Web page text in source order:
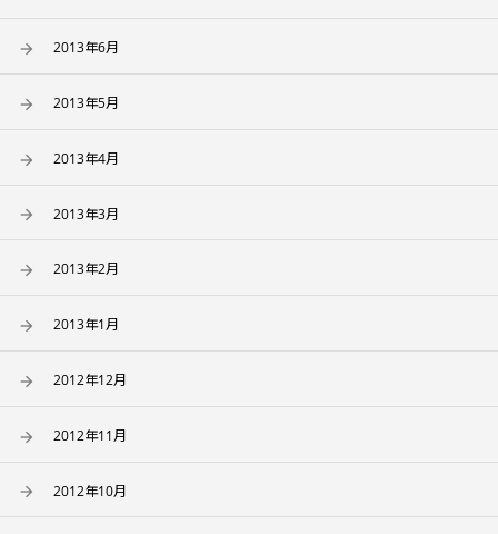
2013年6月
2013年5月
2013年4月
2013年3月
2013年2月
2013年1月
2012年12月
2012年11月
2012年10月